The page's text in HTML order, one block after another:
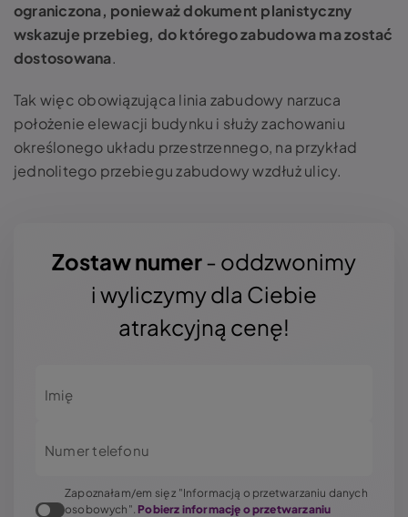
ograniczona, ponieważ dokument planistyczny
wskazuje przebieg, do którego zabudowa ma zostać
dostosowana.
Tak więc obowiązująca linia zabudowy narzuca
położenie elewacji budynku i służy zachowaniu
określonego układu przestrzennego, na przykład
jednolitego przebiegu zabudowy wzdłuż ulicy.
Zostaw numer- oddzwonimy
i wyliczymy dla Ciebie
atrakcyjną cenę!
Imię
Numer telefonu
Zapoznałam/em się z "Informacją o przetwarzaniu danych
osobowych". Pobierz informację o przetwarzaniu